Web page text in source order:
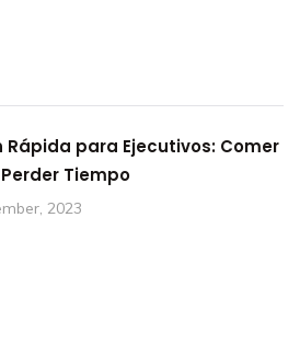
Rápida para Ejecutivos: Comer
Perder Tiempo
2023